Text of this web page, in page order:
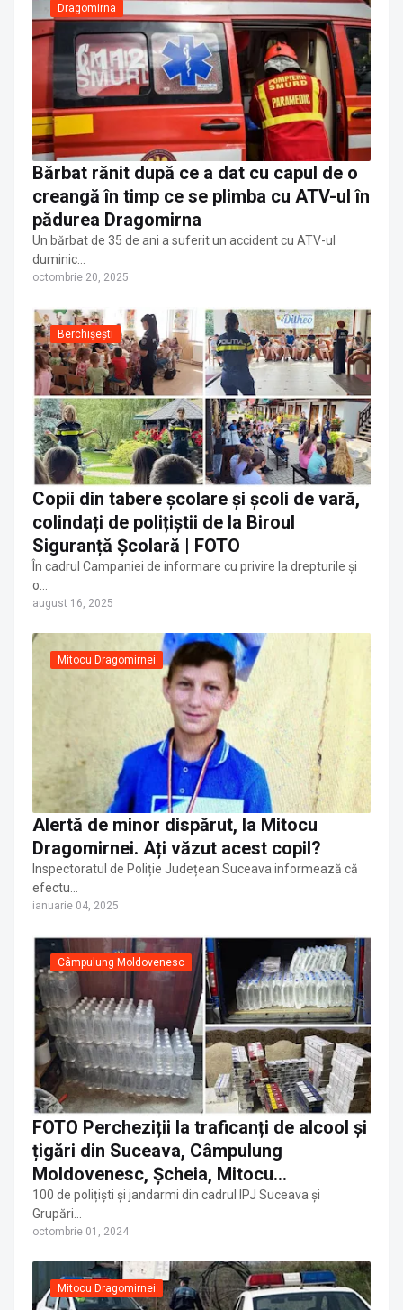
Dragomirna
Bărbat rănit după ce a dat cu capul de o
creangă în timp ce se plimba cu ATV-ul în
pădurea Dragomirna
Un bărbat de 35 de ani a suferit un accident cu ATV-ul
duminic…
octombrie 20, 2025
Berchișești
Copii din tabere școlare și școli de vară,
colindați de polițiștii de la Biroul
Siguranță Școlară | FOTO
În cadrul Campaniei de informare cu privire la drepturile și
o…
august 16, 2025
Mitocu Dragomirnei
Alertă de minor dispărut, la Mitocu
Dragomirnei. Ați văzut acest copil?
Inspectoratul de Poliție Județean Suceava informează că
efectu…
ianuarie 04, 2025
Câmpulung Moldovenesc
FOTO Percheziții la traficanți de alcool și
țigări din Suceava, Câmpulung
Moldovenesc, Șcheia, Mitocu
Dragomirnei, Grănicești, Moldova Sulița
și Vatra Moldoviței
100 de polițiști și jandarmi din cadrul IPJ Suceava și
Grupări…
octombrie 01, 2024
Mitocu Dragomirnei